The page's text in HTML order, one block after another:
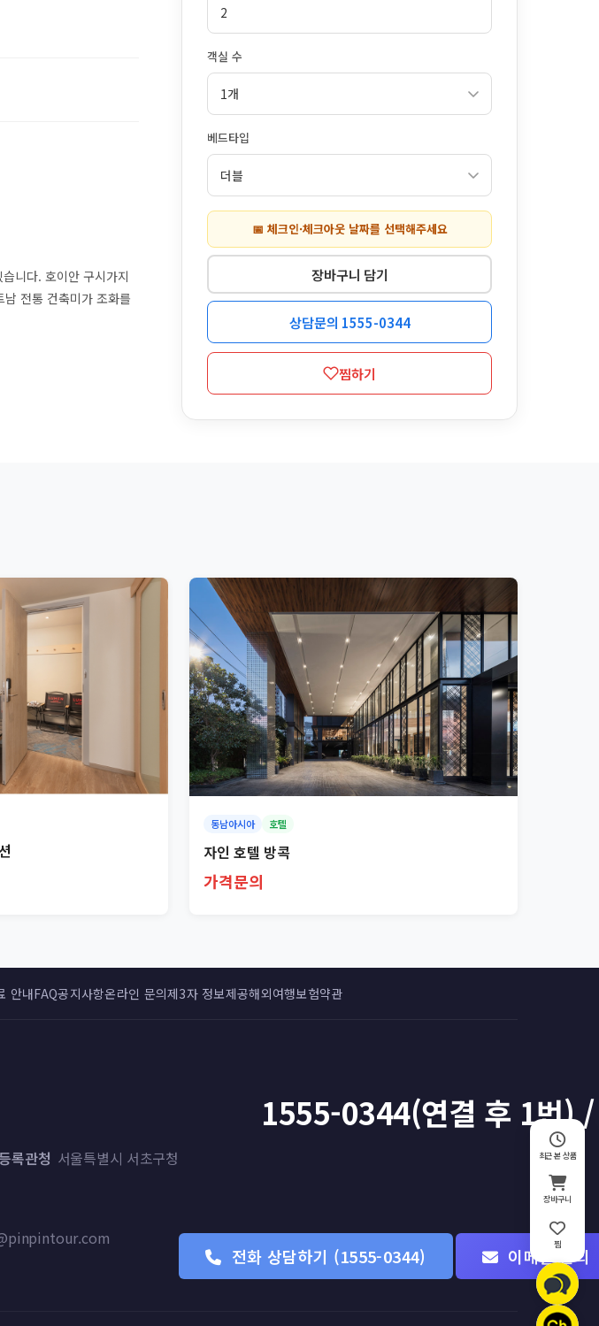
니다. 호이안 구시가지
전통 건축미가 조화를
객실 수
베드타입
📅 체크인·체크아웃 날짜를 선택해주세요
장바구니 담기
상담문의 1555-0344
찜하기
동남아시아 호텔
자인 호텔 방콕
가격문의
안내FAQ공지사항온라인 문의제3자 정보제공해외여행보험약관
록관청 서울특별시 서초구청
1555-0344(연결 후 1번)
전화 상담하기 (1555-0344) 이메일 문의
최근 본 상품
장바구니
찜